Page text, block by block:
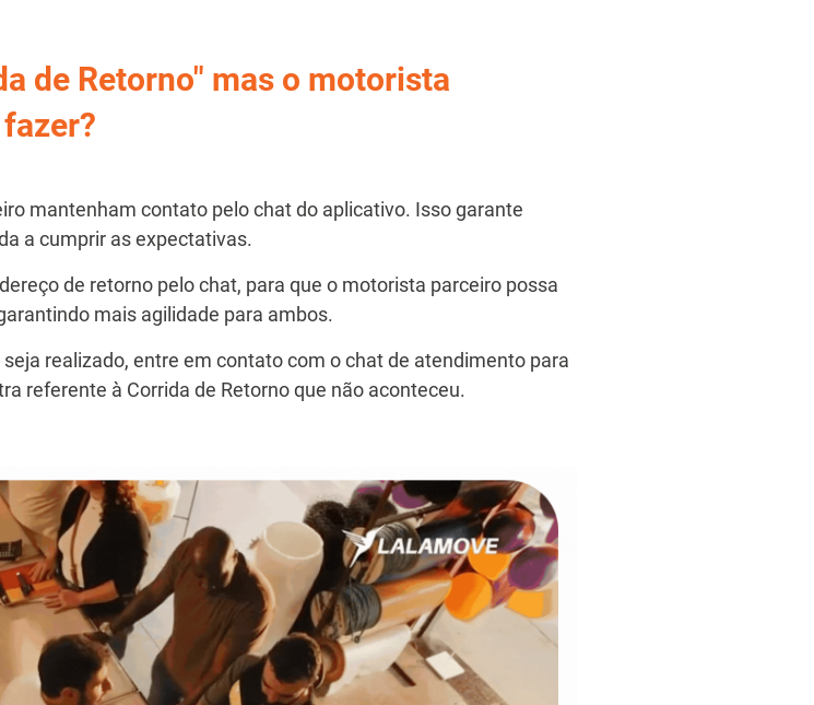
de Retorno" mas o motorista
mantenham contato pelo chat do aplicativo. Isso garante
a cumprir as expectativas.
de retorno pelo chat, para que o motorista parceiro possa
mais agilidade para ambos.
realizado, entre em contato com o chat de atendimento para
referente à Corrida de Retorno que não aconteceu.